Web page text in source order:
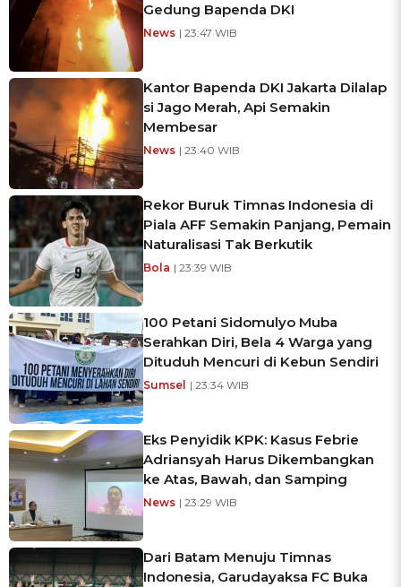
Gedung Bapenda DKI
News | 23:47 WIB
Kantor Bapenda DKI Jakarta Dilalap
si Jago Merah, Api Semakin
Membesar
News | 23:40 WIB
Rekor Buruk Timnas Indonesia di
Piala AFF Semakin Panjang, Pemain
Naturalisasi Tak Berkutik
Bola | 23:39 WIB
100 Petani Sidomulyo Muba
Serahkan Diri, Bela 4 Warga yang
Dituduh Mencuri di Kebun Sendiri
Sumsel | 23:34 WIB
Eks Penyidik KPK: Kasus Febrie
Adriansyah Harus Dikembangkan
ke Atas, Bawah, dan Samping
News | 23:29 WIB
Dari Batam Menuju Timnas
Indonesia, Garudayaksa FC Buka